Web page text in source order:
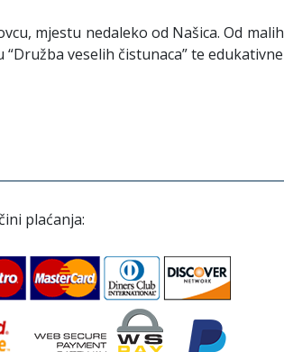
mjestu nedaleko od Našica. Od
veselih čistunaca” te
plaćanja: